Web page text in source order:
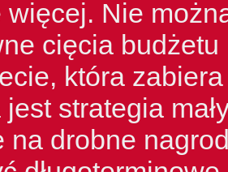
więcej. Nie
cięcia
która
jest strategia
na drobne